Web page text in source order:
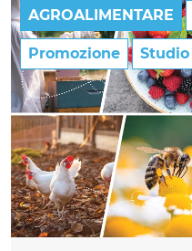
AGROALIMENTARE
Promozione Studio